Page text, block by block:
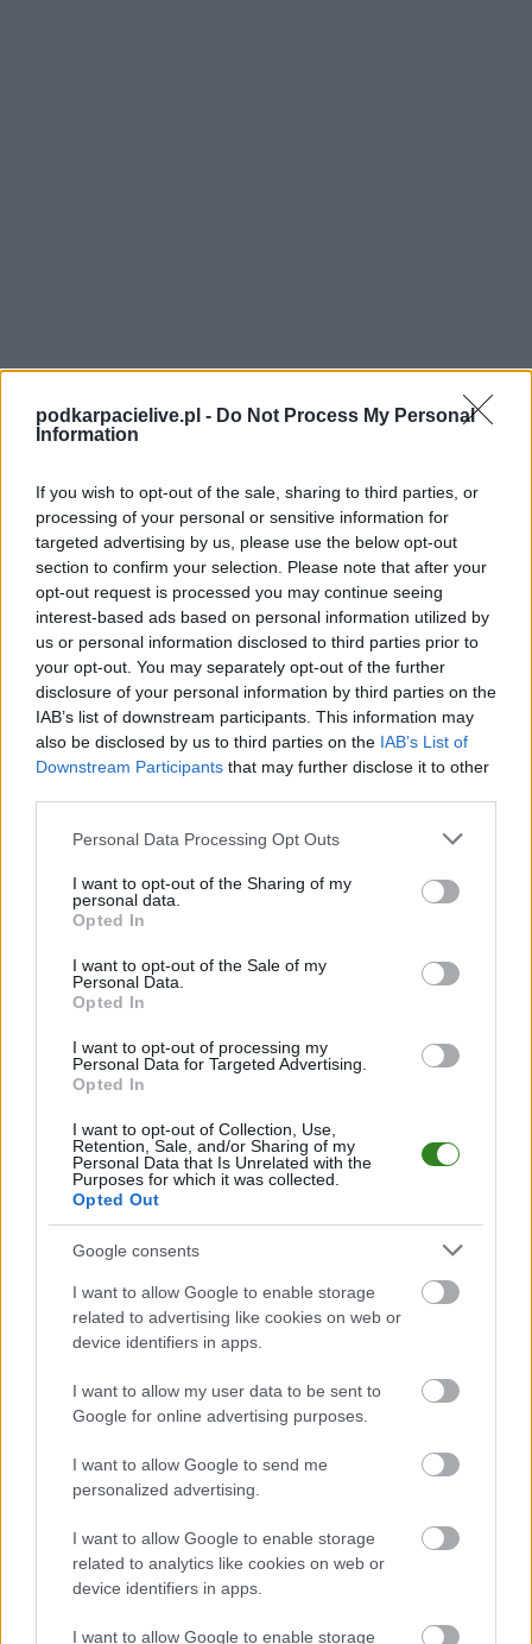
podkarpacielive.pl - Do Not Process My Personal
Information
If you wish to opt-out of the sale, sharing to third parties, or
processing of your personal or sensitive information for
targeted advertising by us, please use the below opt-out
section to confirm your selection. Please note that after your
opt-out request is processed you may continue seeing
interest-based ads based on personal information utilized by
us or personal information disclosed to third parties prior to
your opt-out. You may separately opt-out of the further
disclosure of your personal information by third parties on the
IAB’s list of downstream participants. This information may
also be disclosed by us to third parties on the IAB’s List of
Downstream Participants that may further disclose it to other
Please note that this website/app uses one or more Google
not limited to your visit or usage behaviour. You may click to
grant or deny consent to Google and its third-party tags to
use your data for below specified purposes in below Google
consent section.
Personal Data Processing Opt Outs
I want to opt-out of the Sharing of my
personal data.
Opted In
I want to opt-out of the Sale of my
Personal Data.
Opted In
I want to opt-out of processing my
Personal Data for Targeted Advertising.
Opted In
I want to opt-out of Collection, Use,
Retention, Sale, and/or Sharing of my
Personal Data that Is Unrelated with the
Purposes for which it was collected.
Opted Out
Google consents
I want to allow Google to enable storage
related to advertising like cookies on web or
device identifiers in apps.
I want to allow my user data to be sent to
Google for online advertising purposes.
I want to allow Google to send me
personalized advertising.
I want to allow Google to enable storage
related to analytics like cookies on web or
device identifiers in apps.
I want to allow Google to enable storage
Spartakus Aureus Daleszyce - strzelcy bramek
PIŁKARZ BRAMKI
Brak statystyk
Spartakus Aureus Daleszyce - powiązane newsy
Wólczanka Wólka
Pełkińska tylko
zremisowała w
2018-04-18 20:31
Zaległy mecz 3 ligi gr. IV Spartakus Daleszyce - Wólczanka
Wólka Pełkińska zakończył się bezbramkowym remisem. &nbsp;
Podopieczni Grzegorza Sitka do Daleszyc pojechali po wygraną,
ale nie udałom im się w pełni zrehabilitować za ostatnią porażkę